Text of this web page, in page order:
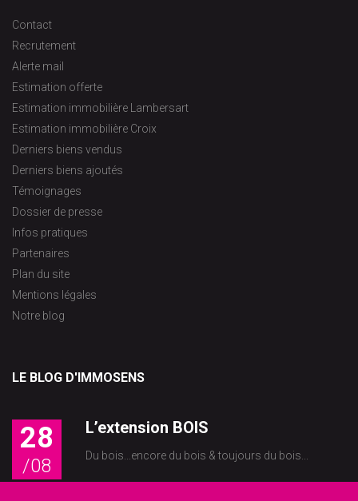
Contact
Recrutement
Alerte mail
Estimation offerte
Estimation immobilière Lambersart
Estimation immobilière Croix
Derniers biens vendus
Derniers biens ajoutés
Témoignages
Dossier de presse
Infos pratiques
Partenaires
Plan du site
Mentions légales
Notre blog
LE BLOG D'IMMOSENS
28
/08
L’extension BOIS
Du bois...encore du bois & toujours du bois...